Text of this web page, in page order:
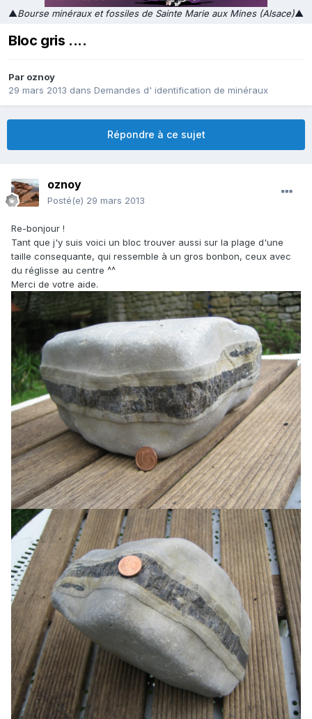
▲Bourse minéraux et fossiles de Sainte Marie aux Mines (Alsace)▲
Bloc gris ....
Par oznoy
29 mars 2013 dans Demandes d' identification de minéraux
Répondre à ce sujet
oznoy
Posté(e) 29 mars 2013
Re-bonjour !
Tant que j'y suis voici un bloc trouver aussi sur la plage d'une
taille consequante, qui ressemble à un gros bonbon, ceux avec
du réglisse au centre ^^
Merci de votre aide.